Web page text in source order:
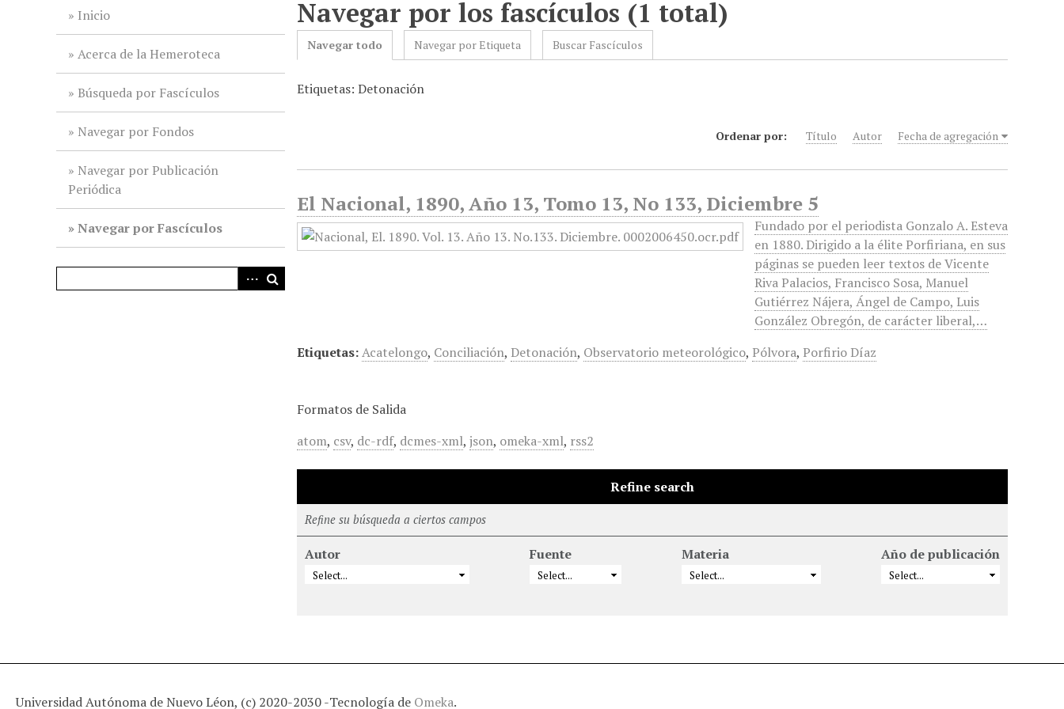
Inicio
Acerca de la Hemeroteca
Búsqueda por Fascículos
Navegar por Fondos
Navegar por Publicación
Periódica
Navegar por Fascículos
Navegar por los fascículos (1 total)
Navegar todo Navegar por Etiqueta Buscar Fascículos
Etiquetas: Detonación
Ordenar por: Título Autor Fecha de agregación
El Nacional, 1890, Año 13, Tomo 13, No 133, Diciembre 5
Fundado por el periodista Gonzalo A. Esteva
en 1880. Dirigido a la élite Porfiriana, en sus
páginas se pueden leer textos de Vicente
Riva Palacios, Francisco Sosa, Manuel
Gutiérrez Nájera, Ángel de Campo, Luis
González Obregón, de carácter liberal,…
Etiquetas:Acatelongo, Conciliación, Detonación, Observatorio meteorológico, Pólvora, Porfirio Díaz
Formatos de Salida
atom, csv, dc-rdf, dcmes-xml,json, omeka-xml, rss2
Refine search
Refine su búsqueda a ciertos campos
Autor Fuente Materia Año de publicación
Universidad Autónoma de Nuevo Léon, (c) 2020-2030 -Tecnología de Omeka.